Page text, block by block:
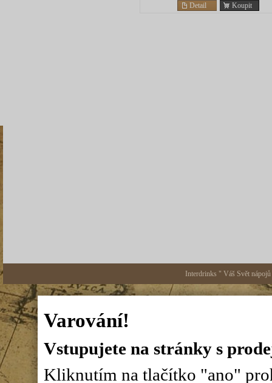
Koupit
Detail
Interdrinks " Váš Svět
Varování!
Vstupujete na stránky s
Kliknutím na tlačítko "ano"